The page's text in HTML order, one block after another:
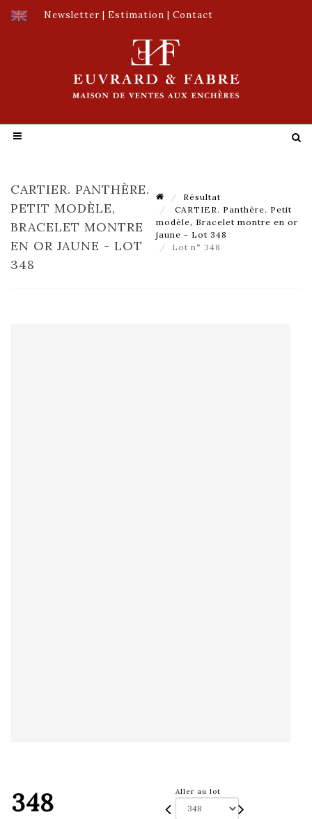
Newsletter | Estimation | Contact
CARTIER. PANTHÈRE.
PETIT MODÈLE,
BRACELET MONTRE
EN OR JAUNE - LOT
348
Résultat
CARTIER. Panthère. Petit
modèle, Bracelet montre en or
jaune - Lot 348
Lot n° 348
348 Aller au lot